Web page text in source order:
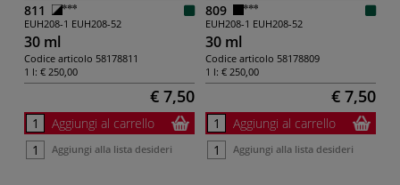
811
EUH208-1 EUH208-52
30 ml
Codice articolo 58178811
1 l: € 250,00
€ 7,50
Aggiungi al carrello
Aggiungi alla lista desideri
809
EUH208-1 EUH208-52
30 ml
Codice articolo 58178809
1 l: € 250,00
€ 7,50
Aggiungi al carrello
Aggiungi alla lista desideri